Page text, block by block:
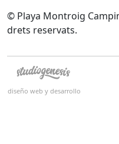
© Playa Montroig
drets reservats.